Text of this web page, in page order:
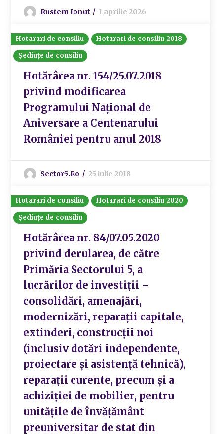
Rustem Ionut 1 aprilie 2026
Hotarari de consiliu
Hotarari de consiliu 2018
Ședințe de consiliu
Hotărârea nr. 154/25.07.2018
privind modificarea
Programului Național de
Aniversare a Centenarului
României pentru anul 2018
Sector5.ro 25 iulie 2018
Hotarari de consiliu
Hotarari de consiliu 2020
Ședințe de consiliu
Hotărârea nr. 84/07.05.2020
privind derularea, de către
Primăria Sectorului 5, a
lucrărilor de investiții –
consolidări, amenajări,
modernizări, reparații capitale,
extinderi, construcții noi
(inclusiv dotări independente,
proiectare și asistență tehnică),
reparații curente, precum și a
achiziției de mobilier, pentru
unitățile de învățământ
preuniversitar de stat din